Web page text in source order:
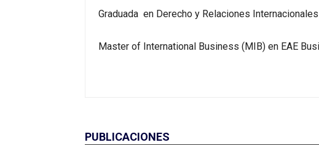
Graduada en Derecho y Relaciones
Master of International Business (MIB) en EAE
PUBLICACIONES